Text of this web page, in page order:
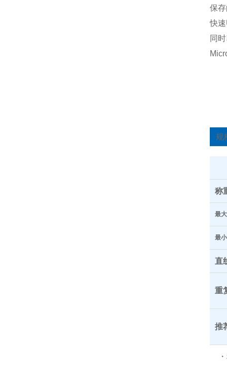
保
快
同
规
称
最
最
直
重
推